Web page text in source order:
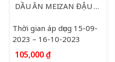
DẦU ĂN MEIZAN ĐẬU NÀNH 2L
Thời gian áp dụng 15-09-
2023 – 16-10-2023
105,000₫